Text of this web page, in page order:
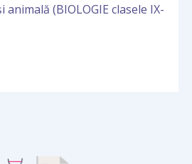
(BIOLOGIE clasele IX-